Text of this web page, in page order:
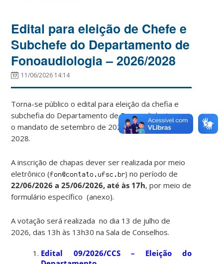
Edital para eleição de Chefe e
Subchefe do Departamento de
Fonoaudiologia – 2026/2028
11/06/2026 14:14
Torna-se público o edital para eleição da chefia e
subchefia do Departamento de Fonoaudiologia para
o mandato de setembro de 2026 a setembro de
2028.
A inscrição de chapas dever ser realizada por meio
eletrônico (
) no período de
22/06/2026 a 25/06/2026, até às 17h, por meio de
formulário específico (anexo).
A votação será realizada no dia 13 de julho de
2026, das 13h às 13h30 na Sala de Conselhos.
Edital 09/2026/CCS – Eleição do